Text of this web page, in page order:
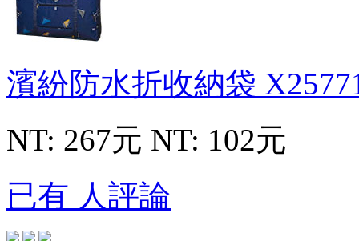
濱紛防水折收納袋
NT: 267元 NT: 102元
已有 人評論